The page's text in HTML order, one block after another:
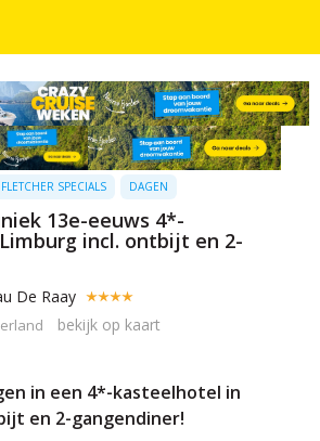
FLETCHER SPECIALS DAGEN
13e-eeuws 4*-
incl. ontbijt en 2-
De Raay
bekijk op kaart
in een 4*-kasteelhotel in
en 2-gangendiner!